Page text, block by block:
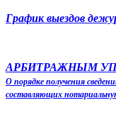
График выездов
АРБИТРАЖНЫМ
О порядке получения
составляющих